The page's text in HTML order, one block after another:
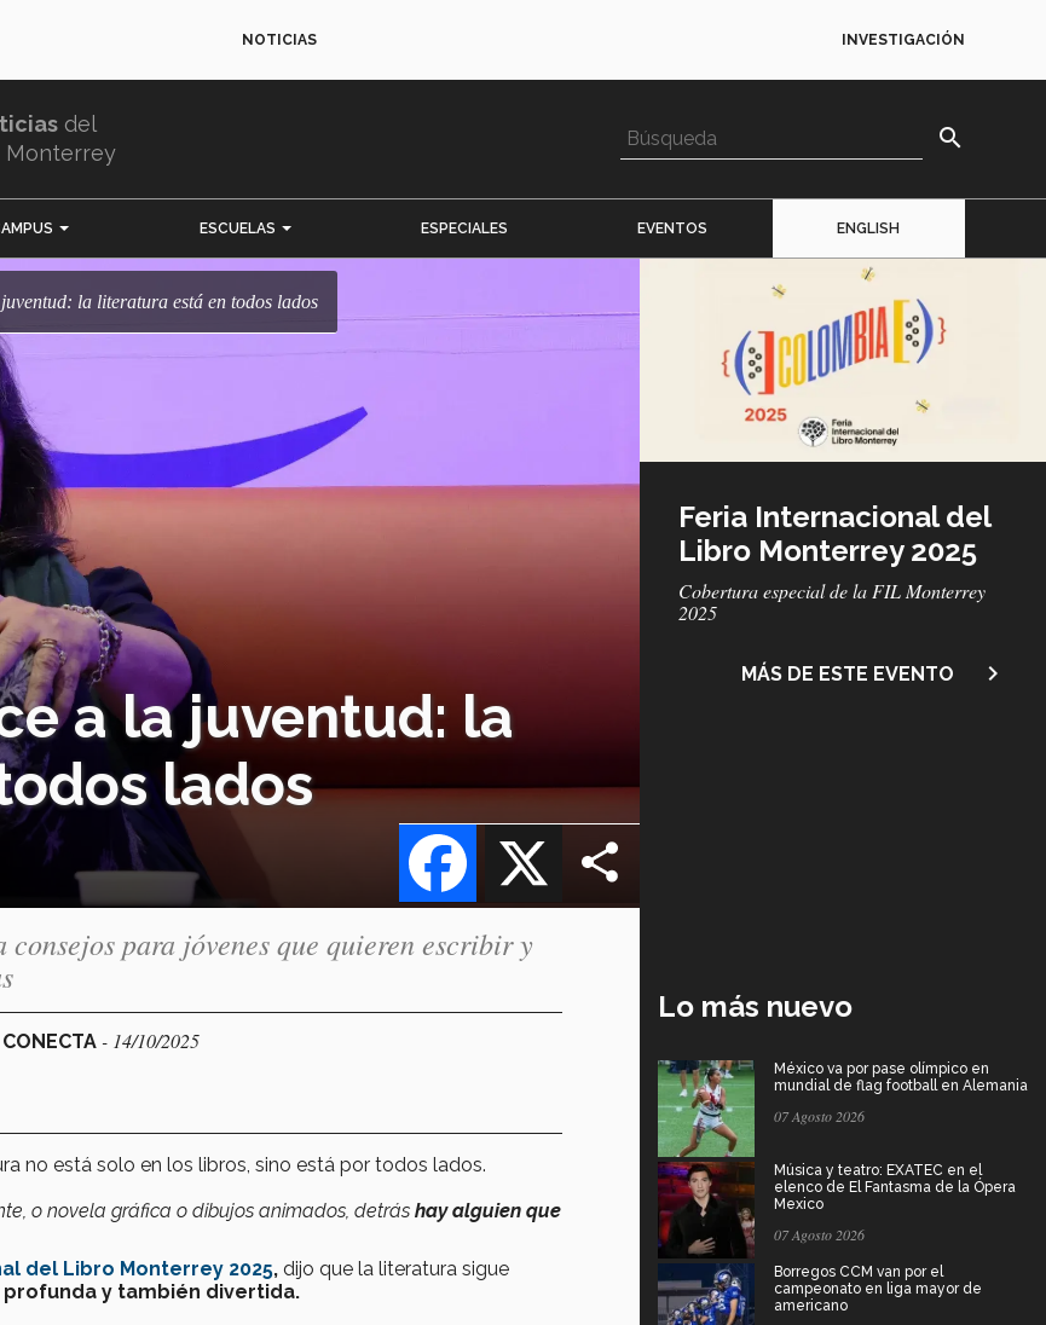
NOTICIAS INVESTIGACIÓN
del
Monterrey
search
ESCUELAS ESPECIALES EVENTOS ENGLISH
juventud: la literatura está en todos lados
a la juventud: la
lados
X
Facebook
Feria Internacional del
Libro Monterrey 2025
Subtítulo
Cobertura especial de la FIL Monterrey
2025
MÁS DE ESTE EVENTO navigate_next
para jóvenes que quieren escribir y
- 14/10/2025
no está solo en los libros, sino está por todos lados.
o novela gráfica o dibujos animados, detrás hay alguien que
del Libro Monterrey 2025, dijo que la literatura sigue
profunda y también divertida.
Lo más nuevo
México va por pase olímpico en
mundial de flag football en Alemania
07 Agosto 2026
Música y teatro: EXATEC en el
elenco de El Fantasma de la Ópera
Mexico
07 Agosto 2026
Borregos CCM van por el
campeonato en liga mayor de
americano